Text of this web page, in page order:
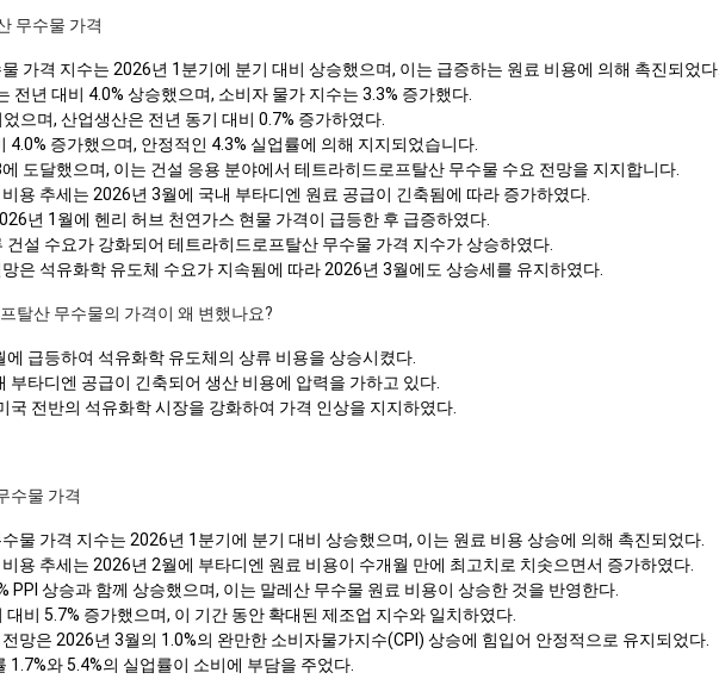
무수물 가격
가격 지수는 2026년 1분기에 분기 대비 상승했으며, 이는 급증하는 원료 비용에 의해 촉진되었다.
전년 대비 4.0% 상승했으며, 소비자 물가 지수는 3.3% 증가했다.
으며, 산업생산은 전년 동기 대비 0.7% 증가하였다.
증가했으며, 안정적인 4.3% 실업률에 의해 지지되었습니다.
도달했으며, 이는 건설 응용 분야에서 테트라히드로프탈산 무수물 수요 전망을 지지합니다.
용 추세는 2026년 3월에 국내 부타디엔 원료 공급이 긴축됨에 따라 증가하였다.
년 1월에 헨리 허브 천연가스 현물 가격이 급등한 후 급증하였다.
설 수요가 강화되어 테트라히드로프탈산 무수물 가격 지수가 상승하였다.
은 석유화학 유도체 수요가 지속됨에 따라 2026년 3월에도 상승세를 유지하였다.
탈산 무수물의 가격이 왜 변했나요?
급등하여 석유화학 유도체의 상류 비용을 상승시켰다.
부타디엔 공급이 긴축되어 생산 비용에 압력을 가하고 있다.
국 전반의 석유화학 시장을 강화하여 가격 인상을 지지하였다.
수물 가격
물 가격 지수는 2026년 1분기에 분기 대비 상승했으며, 이는 원료 비용 상승에 의해 촉진되었다.
용 추세는 2026년 2월에 부타디엔 원료 비용이 수개월 만에 최고치로 치솟으면서 증가하였다.
PPI 상승과 함께 상승했으며, 이는 말레산 무수물 원료 비용이 상승한 것을 반영한다.
비 5.7% 증가했으며, 이 기간 동안 확대된 제조업 지수와 일치하였다.
망은 2026년 3월의 1.0%의 완만한 소비자물가지수(CPI) 상승에 힘입어 안정적으로 유지되었다.
와 5.4%의 실업률이 소비에 부담을 주었다.